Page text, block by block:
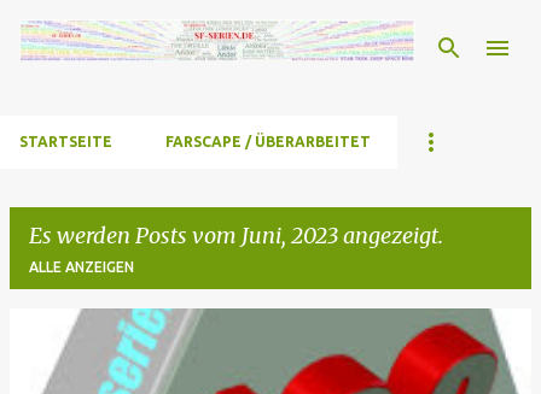
Direkt zum Hauptbereich
STARTSEITE FARSCAPE / ÜBERARBEITET
Es werden Posts vom Juni, 2023 angezeigt.
ALLE ANZEIGEN